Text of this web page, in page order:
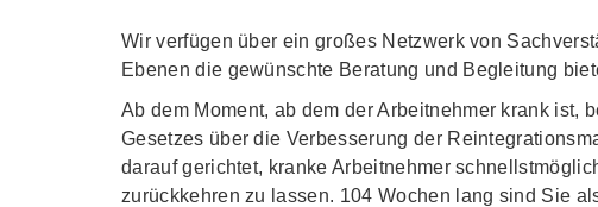
Wir verfügen über ein großes Netzwerk von
Ebenen die gewünschte Beratung und Begleitung
Ab dem Moment, ab dem der Arbeitnehmer krank ist,
Gesetzes über die Verbesserung der
darauf gerichtet, kranke Arbeitnehmer
zurückkehren zu lassen. 104 Wochen lang sind Sie